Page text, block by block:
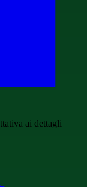
ai dettagli